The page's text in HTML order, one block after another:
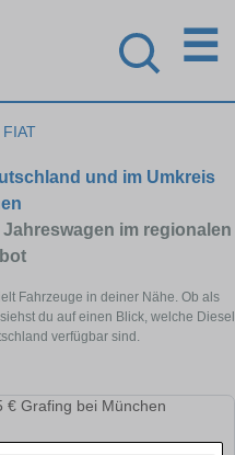
☰
FIAT
und im Umkreis
im regionalen
Fahrzeuge in deiner Nähe. Ob als
du auf einen Blick, welche Diesel
verfügbar sind.